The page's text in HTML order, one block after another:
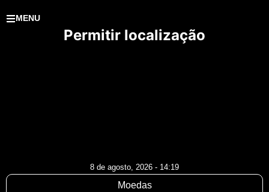
MENU
Permitir localização
8 de agosto, 2026 - 14:19
Moedas